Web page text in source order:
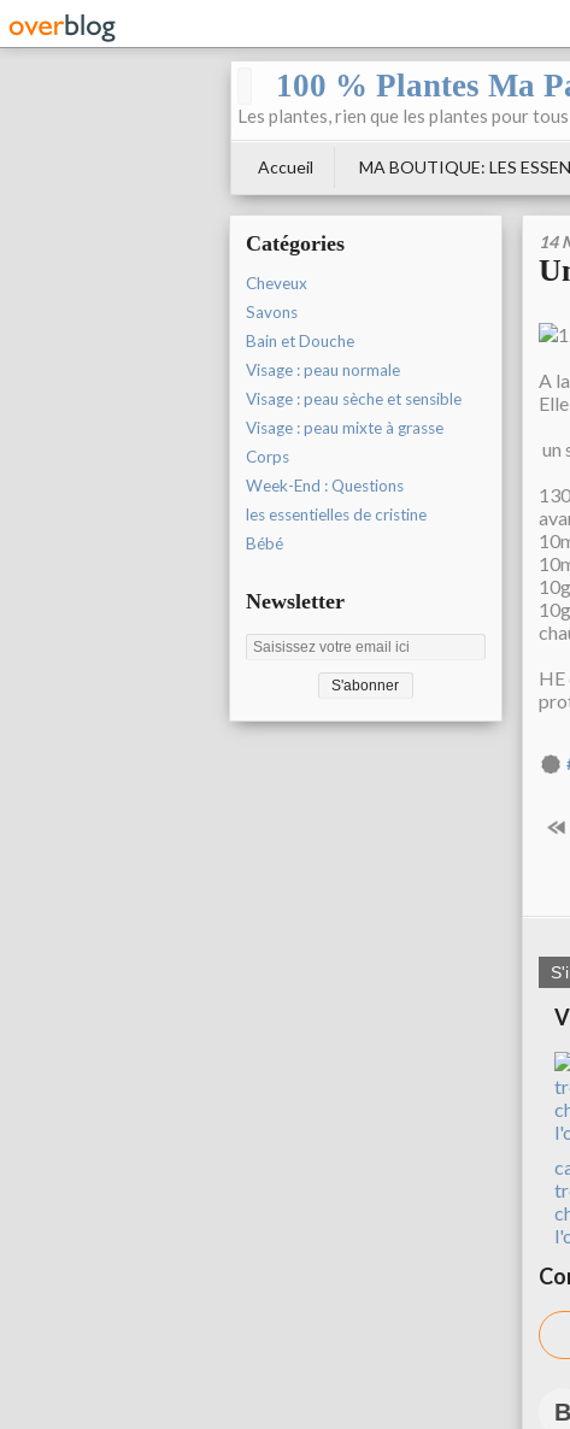
100 % Plantes Ma
Les plantes, rien que les plantes pour
Accueil MA BOUTIQUE: LES
Catégories
Cheveux
Savons
Bain et Douche
Visage : peau normale
Visage : peau sèche et sensible
Visage : peau mixte à grasse
Corps
Week-End : Questions
les essentielles de cristine
Bébé
Newsletter
14
A
un
HE
B